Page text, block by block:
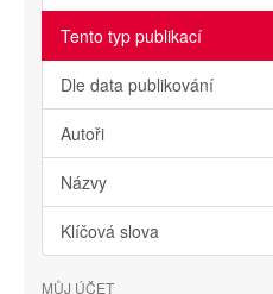
Tento typ publikací
Dle data publikování
Autoři
Názvy
Klíčová slova
MŮJ ÚČET